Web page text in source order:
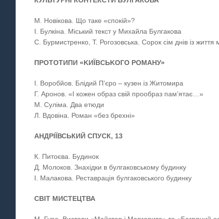
М. Новікова. Що таке «спокій»?
І. Булкіна. Міський текст у Михайла Булгакова
С. Бурмистренко, Т. Рогозовська. Сорок сім днів із життя
ПРОТОТИПИ «KИЇBCЬKOГО РОМАНУ»
І. Воробйов. Блідий П’єро – кузен із Житомира
Г. Аронов. «І кожен образ свій прообраз пам’ятає…»
М. Суліма. Два етюди
Л. Вдовіна. Роман «без брехні»
АНДРІЇВСЬКИЙ СПУСК, 13
К. Питоєва. Будинок
Д. Молоков. Знахідки в булгаковському будинку
І. Малакова. Реставрація булгаковського будинку
СВІТ МИСТЕЦТВА